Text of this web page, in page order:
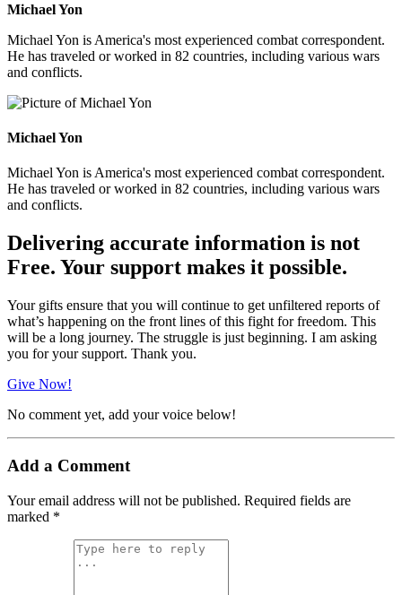
Michael Yon
Michael Yon is America's most experienced combat correspondent.
He has traveled or worked in 82 countries, including various wars
and conflicts.
Michael Yon
Michael Yon is America's most experienced combat correspondent.
He has traveled or worked in 82 countries, including various wars
and conflicts.
Delivering accurate information is not
Free. Your support makes it possible.
Your gifts ensure that you will continue to get unfiltered reports of
what’s happening on the front lines of this fight for freedom. This
will be a long journey. The struggle is just beginning. I am asking
you for your support. Thank you.
Give Now!
No comment yet, add your voice below!
Add a Comment
Your email address will not be published. Required fields are
marked *